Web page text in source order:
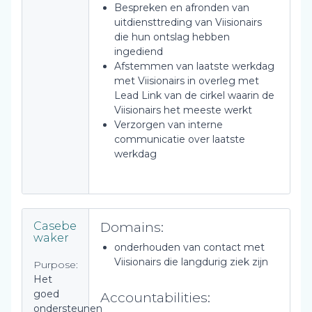
Bespreken en afronden van
uitdiensttreding van Viisionairs
die hun ontslag hebben
ingediend
Afstemmen van laatste werkdag
met Viisionairs in overleg met
Lead Link van de cirkel waarin de
Viisionairs het meeste werkt
Verzorgen van interne
communicatie over laatste
werkdag
Casebe
waker
Purpose:
Het
goed
ondersteunen
Domains:
onderhouden van contact met
Viisionairs die langdurig ziek zijn
Accountabilities: